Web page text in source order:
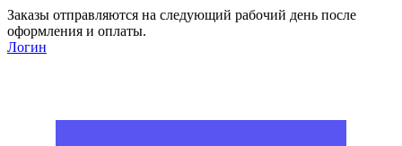
Заказы отправляются на следующий рабочий день после
оформления и оплаты.
Логин